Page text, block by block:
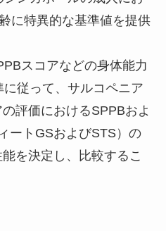
に特異的な基準値を提供
スコアなどの身体能力
従って、サルコペニア
評価におけるSPPBおよ
ートGSおよびSTS）の
を決定し、比較するこ